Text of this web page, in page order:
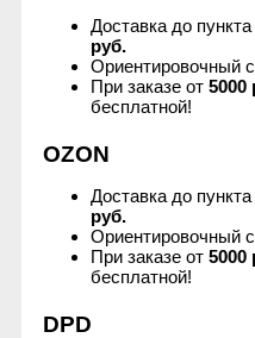
Happy Dew
Enjoy Care
Доставка до
руб.
Ориентировочный
При заказе от 5000
бесплатной!
OZON
Доставка до
руб.
Ориентировочный
При заказе от 5000
бесплатной!
DPD